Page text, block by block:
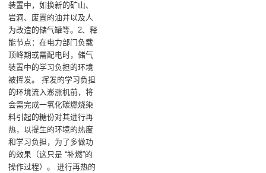
装置中，如换新的矿山、
岩洞、废置的油井以及人
为改造的储气罐等‌。‌2、释
能节点‌：在电力部门负载
顶峰期或需配电时，储气
裝置中的学习负担的环境
被挥发‌。 挥发的学习负担
的环境流入澎涨机前，将
会需完成一氧化碳燃烧染
料引起的糖份对其进行再
热，以提生的环境的热度
和学习负担，为了多做功
的效果（这只是 “补燃”的
操作过程）‌。 进行再热的